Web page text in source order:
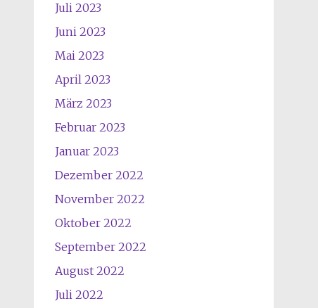
Juli 2023
Juni 2023
Mai 2023
April 2023
März 2023
Februar 2023
Januar 2023
Dezember 2022
November 2022
Oktober 2022
September 2022
August 2022
Juli 2022